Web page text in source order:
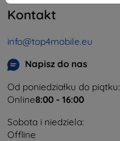
Kontakt
info@top4mobile.eu
Napisz do nas
Od poniedziałku do piątku:
Online8:00 - 16:00
Sobota i niedziela:
Offline